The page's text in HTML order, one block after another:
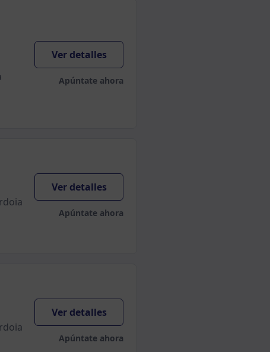
Ver detalles
Apúntate ahora
Ver detalles
Apúntate ahora
Ver detalles
Apúntate ahora